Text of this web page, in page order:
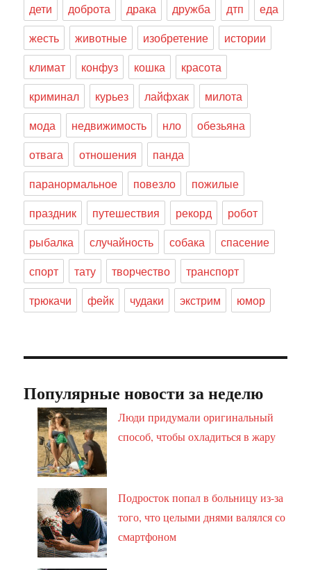
дети доброта драка дружба дтп
еда
жесть
животные изобретение
истории
климат
конфуз кошка
красота
криминал
курьез лайфхак
милота
мода
недвижимость нло
обезьяна
отвага
отношения
панда
паранормальное
повезло
пожилые
праздник
путешествия рекорд
робот
рыбалка
случайность собака
спасение
спорт
тату творчество
транспорт
трюкачи
фейк чудаки экстрим юмор
Популярные новости за неделю
Люди придумали оригинальный
способ, чтобы охладиться в жару
Подросток попал в больницу из-за
того, что целыми днями валялся со
смартфоном